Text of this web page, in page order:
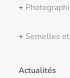
+
+ Semelles
Actualités